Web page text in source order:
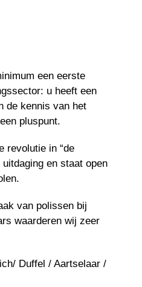
een eerste
u heeft een
de kennis van het
pluspunt.
revolutie in “de
en staat open
van polissen bij
waarderen wij zeer
Duffel / Aartselaar /